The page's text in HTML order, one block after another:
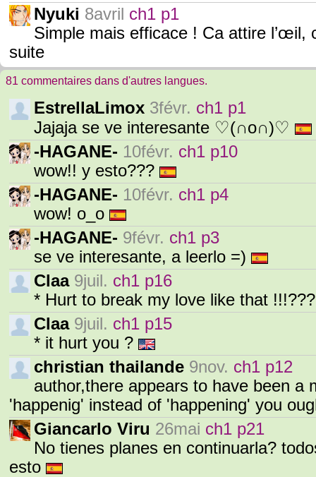
Nyuki 8avril ch1 p1
Simple mais efficace ! Ca attire l’œil,
suite
81 commentaires dans d'autres langues.
EstrellaLimox 3févr. ch1 p1
Jajaja se ve interesante ♡(∩o∩)♡
-HAGANE- 10févr. ch1 p10
wow!! y esto???
-HAGANE- 10févr. ch1 p4
wow! o_o
-HAGANE- 9févr. ch1 p3
se ve interesante, a leerlo =)
Claa 9juil. ch1 p16
* Hurt to break my love like that
Claa 9juil. ch1 p15
* it hurt you ?
christian thailande 9nov. ch1 p12
author,there appears to have been a
'happenig' instead of 'happening' you
Giancarlo Viru 26mai ch1 p21
No tienes planes en continuarla?
esto